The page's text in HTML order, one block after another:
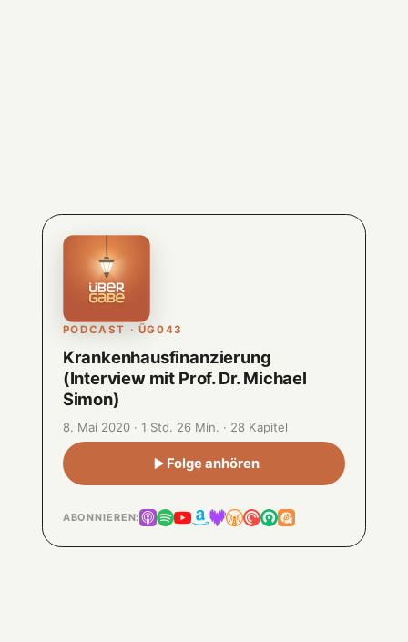
PODCAST · ÜG043
Krankenhausfinanzierung
(Interview mit Prof. Dr. Michael
Simon)
8. Mai 2020 · 1 Std. 26 Min. · 28 Kapitel
Folge anhören
ABONNIEREN: